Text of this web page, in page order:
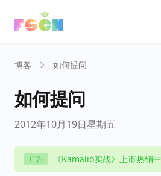
博客 如何提问
如何提问
2012年10月19日星期五
广告 《Kamalio实战》上市热销